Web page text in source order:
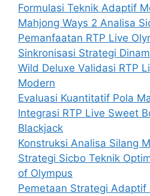
Formulasi Teknik Adaptif
Mahjong Ways 2 Analisa
Pemanfaatan RTP Live
Sinkronisasi Strategi
Wild Deluxe Validasi RTP
Modern
Evaluasi Kuantitatif Pola
Integrasi RTP Live Sweet
Blackjack
Konstruksi Analisa Silang
Strategi Sicbo Teknik
of Olympus
Pemetaan Strategi Adaptif